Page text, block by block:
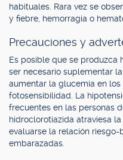
habituales. Rara vez se
y fiebre, hemorragia o
Precauciones y
Es posible que se produzca
ser necesario suplementar
aumentar la glucemia en
fotosensibilidad. La
frecuentes en las personas
hidroclorotiazida atraviesa
evaluarse la relación riesgo-
embarazadas.